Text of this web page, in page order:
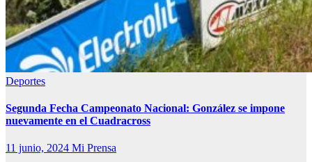
Deportes
Segunda Fecha Campeonato Nacional: González se impone
nuevamente en el Cuadracross
11 junio, 2024 Mi Prensa